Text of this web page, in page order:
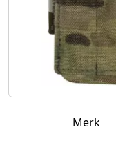
Merk